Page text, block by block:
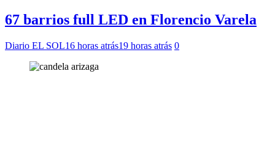
67 barrios full LED en Florencio Varela
Diario EL SOL16 horas atrás19 horas atrás 0